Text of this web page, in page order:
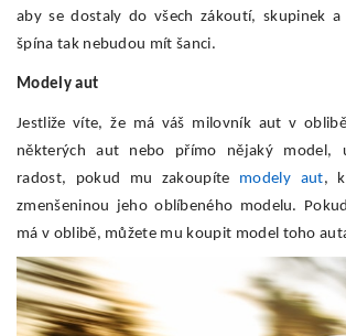
aby se dostaly do všech zákoutí, skupinek
špína tak nebudou mít šanci.
Modely aut
Jestliže víte, že má váš milovník aut v
některých aut nebo přímo nějaký model,
radost, pokud mu zakoupíte modely aut,
zmenšeninou jeho oblíbeného modelu.
má v oblibě, můžete mu koupit model toho